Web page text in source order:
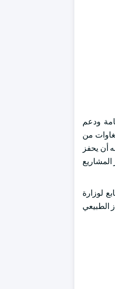
الهامة ودعم
للهيدروجين، بما في ذلك استراتيجية الاتحاد الأوروبي للهيدروجين، إلى تركيب ما لا يقل عن 40 جيغاوات من
أن يحفز
لوزارة
الطبيعي